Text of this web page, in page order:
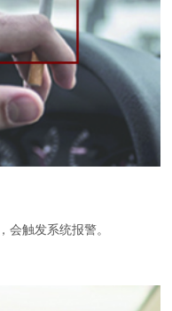
会触发系统报警。